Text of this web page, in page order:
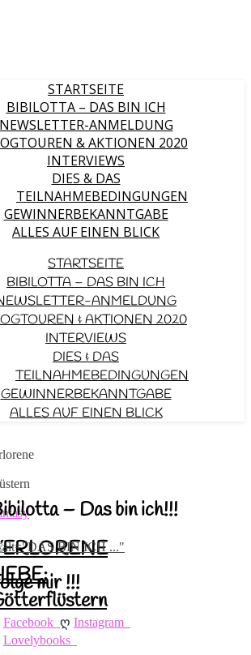
STARTSEITE
BIBILOTTA – DAS BIN ICH
NEWSLETTER-ANMELDUNG
& AKTIONEN 2020
INTERVIEWS
DIES & DAS
TEILNAHMEBEDINGUNGEN
GEWINNERBEKANNTGABE
ALLES AUF EINEN BLICK
STARTSEITE
BIBILOTTA – DAS BIN ICH
ANMELDUNG
& AKTIONEN 2020
INTERVIEWS
DIES & DAS
TEILNAHMEBEDINGUNGEN
GEWINNERBEKANNTGABE
ALLES AUF EINEN BLICK
– Das bin ich!!!
mir !!!
Facebook ღ Instagram
Lovelybooks